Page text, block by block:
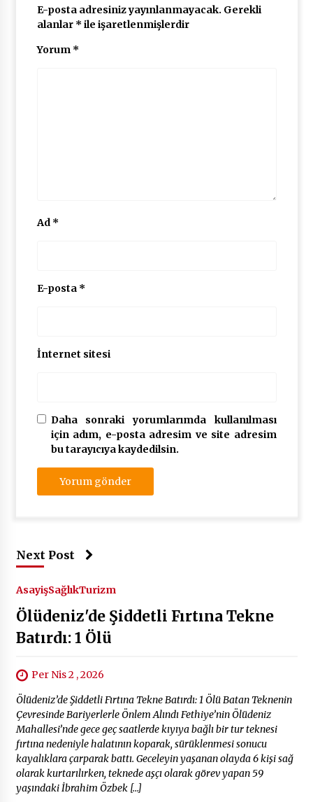
E-posta adresiniz yayınlanmayacak. Gerekli
alanlar * ile işaretlenmişlerdir
Yorum *
Ad *
E-posta *
İnternet sitesi
Daha sonraki yorumlarımda kullanılması
için adım, e-posta adresim ve site adresim
bu tarayıcıya kaydedilsin.
Next Post
AsayişSağlıkTurizm
Ölüdeniz'de Şiddetli Fırtına Tekne
Batırdı: 1 Ölü
Per Nis 2 , 2026
Ölüdeniz’de Şiddetli Fırtına Tekne Batırdı: 1 Ölü Batan Teknenin
Çevresinde Bariyerlerle Önlem Alındı Fethiye’nin Ölüdeniz
Mahallesi’nde gece geç saatlerde kıyıya bağlı bir tur teknesi
fırtına nedeniyle halatının koparak, sürüklenmesi sonucu
kayalıklara çarparak battı. Geceleyin yaşanan olayda 6 kişi sağ
olarak kurtarılırken, teknede aşçı olarak görev yapan 59
yaşındaki İbrahim Özbek […]